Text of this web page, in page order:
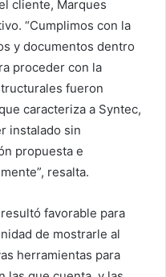
cliente, Marques
“Cumplimos con la
y documentos dentro
proceder con la
fueron
caracteriza a Syntec,
instalado sin
propuesta e
resalta.
favorable para
de mostrarle al
herramientas para